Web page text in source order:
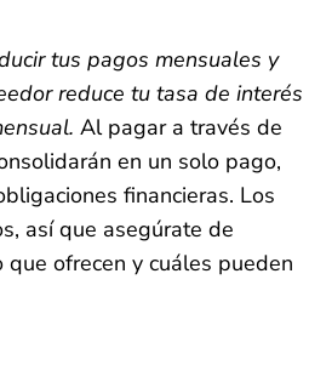
tus pagos mensuales y
reduce tu tasa de interés
Al pagar a través de
en un solo pago,
financieras. Los
así que asegúrate de
ofrecen y cuáles pueden